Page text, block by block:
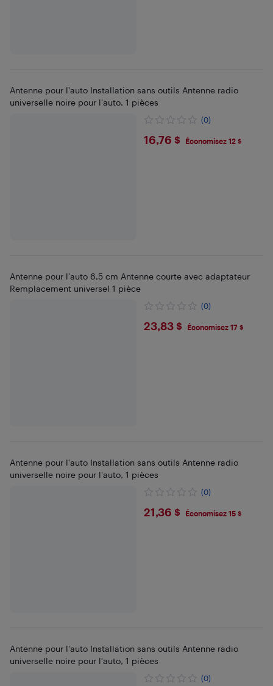
Antenne pour l'auto Installation sans outils Antenne radio
universelle noire pour l'auto, 1 pièces
(0)
$16.76
16,76 $ Économisez 12 $
Antenne pour l'auto 6,5 cm Antenne courte avec adaptateur
Remplacement universel 1 pièce
(0)
$23.83
23,83 $ Économisez 17 $
Antenne pour l'auto Installation sans outils Antenne radio
universelle noire pour l'auto, 1 pièces
(0)
$21.36
21,36 $ Économisez 15 $
Antenne pour l'auto Installation sans outils Antenne radio
universelle noire pour l'auto, 1 pièces
(0)